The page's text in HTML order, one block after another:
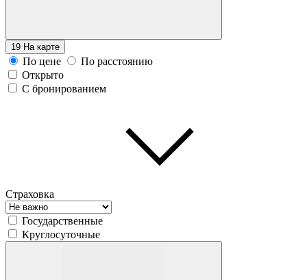
19 На карте
По цене
По расстоянию
Открыто
С бронированием
Страховка
Государственные
Круглосуточные